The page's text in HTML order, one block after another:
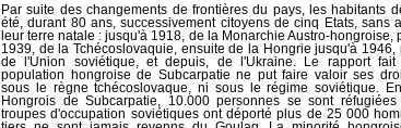
Par suite des changements de frontières du pays, les habitants
été, durant 80 ans, successivement citoyens de cinq Etats, sans
leur terre natale : jusqu'à 1918, de la Monarchie Austro-hongroise,
1939, de la Tchécoslovaquie, ensuite de la Hongrie jusqu'à 1946,
de l'Union soviétique, et depuis, de l'Ukraine. Le rapport
population hongroise de Subcarpatie ne put faire valoir ses
sous le règne tchécoslovaque, ni sous le régime soviétique.
Hongrois de Subcarpatie, 10.000 personnes se sont
troupes d'occupation soviétiques ont déporté plus de 25 000